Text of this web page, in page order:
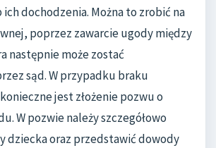
ich dochodzenia. Można to zrobić na
poprzez zawarcie ugody między
następnie może zostać
sąd. W przypadku braku
jest złożenie pozwu o
W pozwie należy szczegółowo
dziecka oraz przedstawić dowody